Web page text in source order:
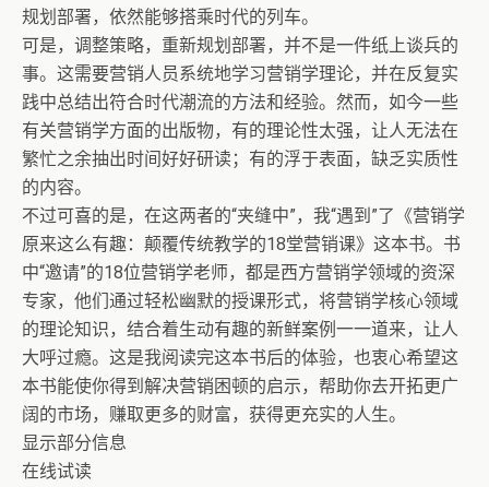
规划部署，依然能够搭乘时代的列车。
可是，调整策略，重新规划部署，并不是一件纸上谈兵的
事。这需要营销人员系统地学习营销学理论，并在反复实
践中总结出符合时代潮流的方法和经验。然而，如今一些
有关营销学方面的出版物，有的理论性太强，让人无法在
繁忙之余抽出时间好好研读；有的浮于表面，缺乏实质性
的内容。
不过可喜的是，在这两者的“夹缝中”，我“遇到”了《营销学
原来这么有趣：颠覆传统教学的18堂营销课》这本书。书
中“邀请”的18位营销学老师，都是西方营销学领域的资深
专家，他们通过轻松幽默的授课形式，将营销学核心领域
的理论知识，结合着生动有趣的新鲜案例一一道来，让人
大呼过瘾。这是我阅读完这本书后的体验，也衷心希望这
本书能使你得到解决营销困顿的启示，帮助你去开拓更广
阔的市场，赚取更多的财富，获得更充实的人生。
显示部分信息
在线试读